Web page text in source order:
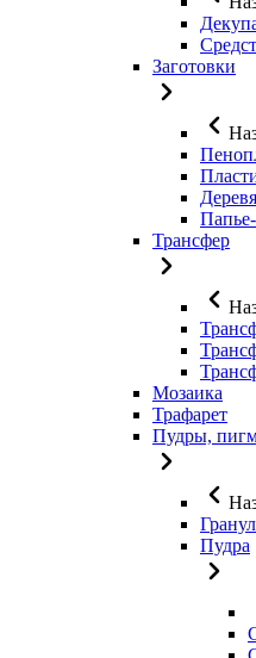
Заготовки
Трансфер
Мозаика
Трафарет
Пудры,
Пудра